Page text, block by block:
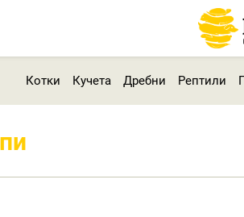
Котки Кучета Дребни Рептили